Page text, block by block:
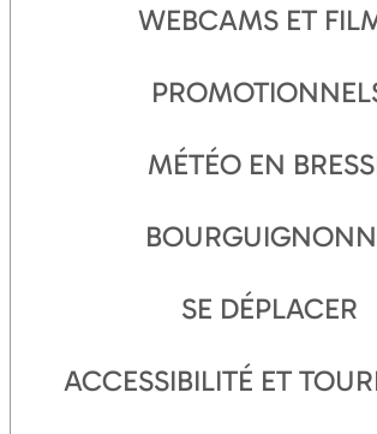
WEBCAMS ET
MÉTÉO EN
SE DÉPLACER
ACCESSIBILITÉ ET